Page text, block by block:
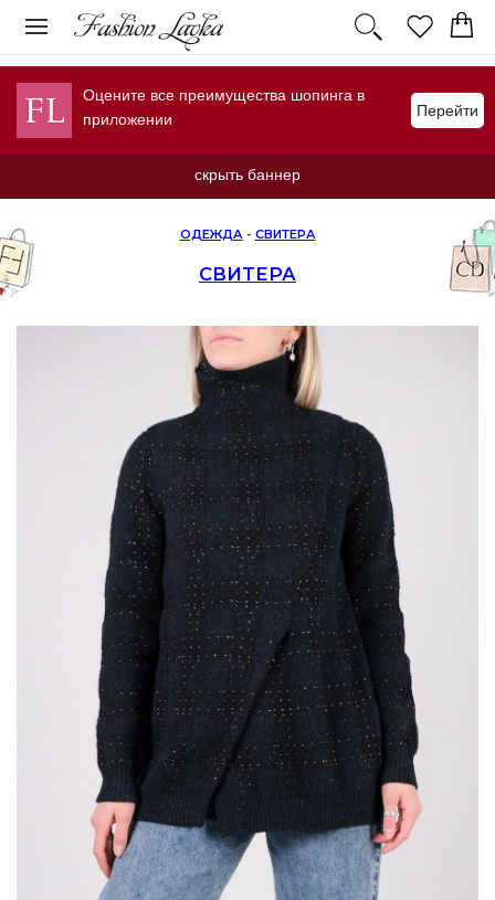
Оцените все преимущества шопинга в
приложении
Перейти
скрыть баннер
ОДЕЖДА- СВИТЕРА
СВИТЕРА